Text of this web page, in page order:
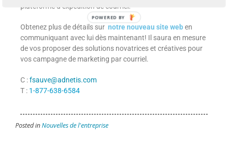
plateforme d’expédition de courriel.
Obtenez plus de détails sur notre nouveau site weben
communiquant avec lui dès maintenant! Il saura en mesure
de vos proposer des solutions novatrices et créatives pour
vos campagne de marketing par courriel.
C :fsauve@adnetis.com
T : 1-877-638-6584
Posted inNouvelles de l'entreprise
POWERED BY